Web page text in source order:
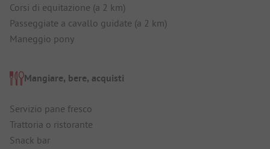
Corsi di equitazione (a 2 km)
Passeggiate a cavallo guidate (a 2 km)
Maneggio pony
Mangiare, bere, acquisti
Servizio pane fresco
Trattoria o ristorante
Snack bar